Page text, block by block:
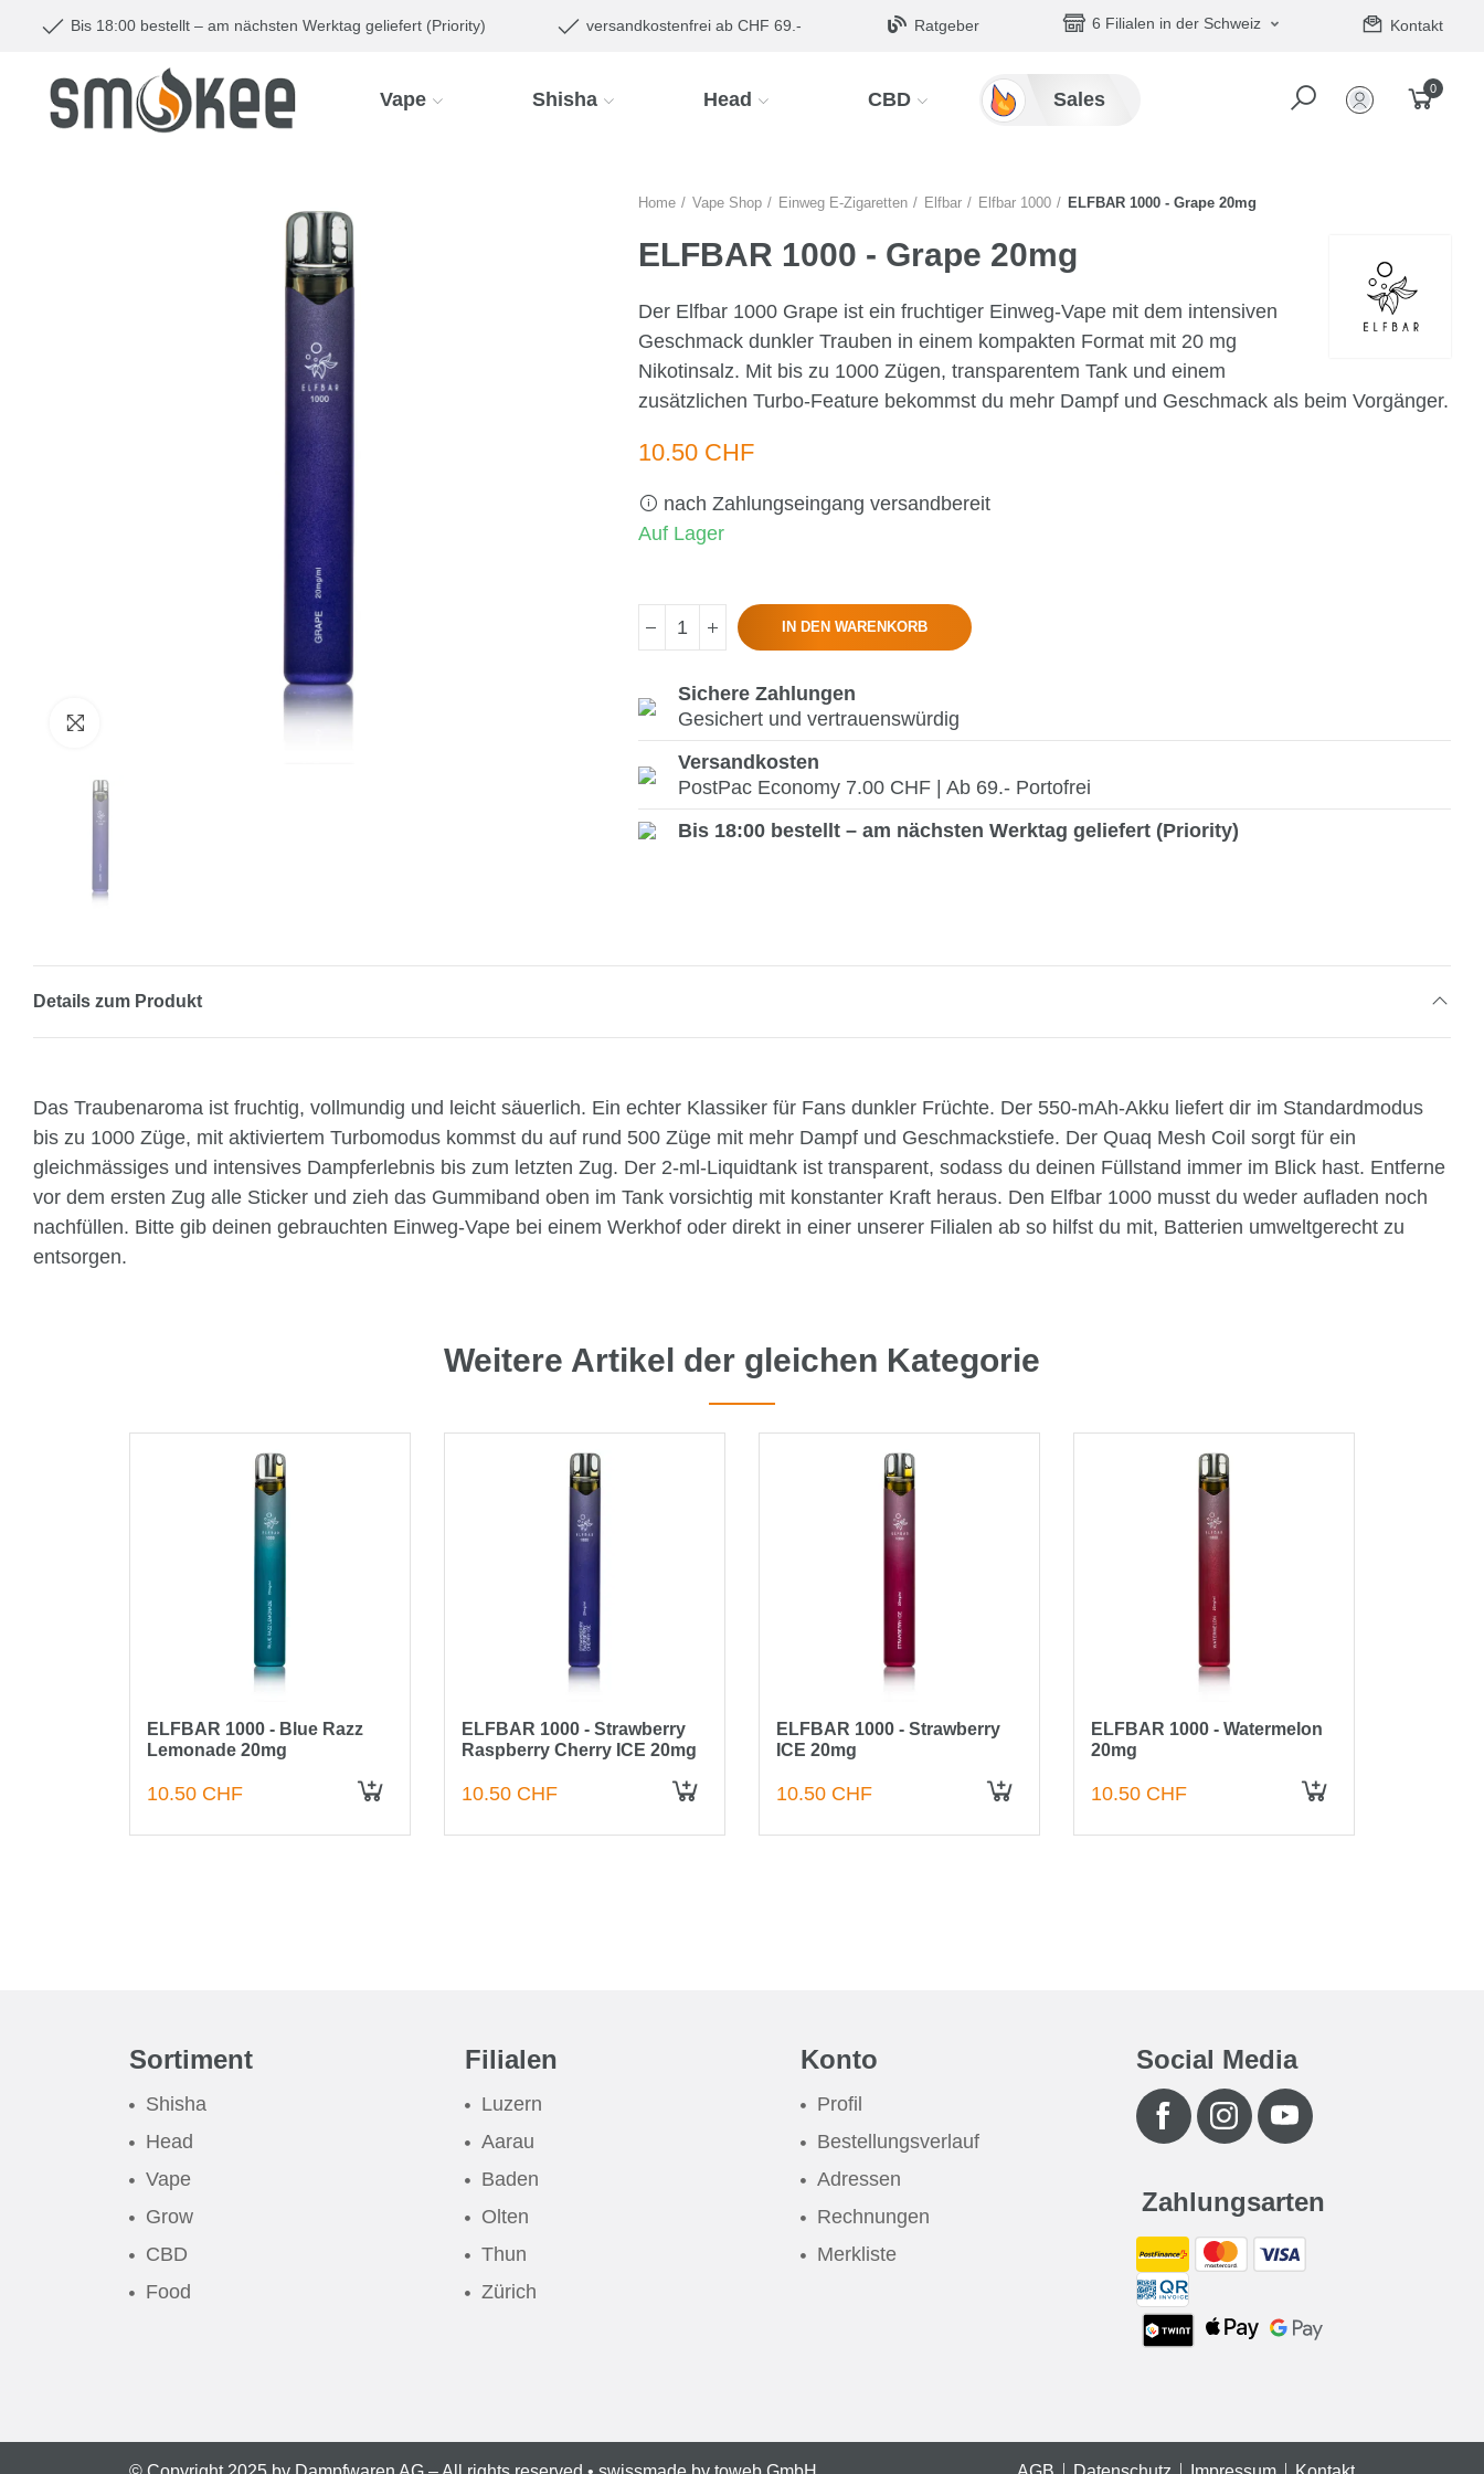
Bis 18:00 bestellt – am nächsten Werktag geliefert (Priority) versandkostenfrei ab CHF 69.- Ratgeber 6 Filialen in der Schweiz Kontakt
Vape Shisha Head CBD Sales
0
Home Vape Shop Einweg E-Zigaretten Elfbar Elfbar 1000 ELFBAR 1000 - Grape 20mg
ELFBAR 1000 - Grape 20mg
Der Elfbar 1000 Grape ist ein fruchtiger Einweg-Vape mit dem intensiven
Geschmack dunkler Trauben in einem kompakten Format mit 20 mg
Nikotinsalz. Mit bis zu 1000 Zügen, transparentem Tank und einem
zusätzlichen Turbo-Feature bekommst du mehr Dampf und Geschmack als beim Vorgänger.
10.50 CHF
nach Zahlungseingang versandbereit
Auf Lager
IN DEN WARENKORB
Sichere Zahlungen
Gesichert und vertrauenswürdig
Versandkosten
PostPac Economy 7.00 CHF | Ab 69.- Portofrei
Bis 18:00 bestellt – am nächsten Werktag geliefert (Priority)
Details zum Produkt
Das Traubenaroma ist fruchtig, vollmundig und leicht säuerlich. Ein echter Klassiker für Fans dunkler Früchte. Der 550-mAh-Akku liefert dir im Standardmodus
bis zu 1000 Züge, mit aktiviertem Turbomodus kommst du auf rund 500 Züge mit mehr Dampf und Geschmackstiefe. Der Quaq Mesh Coil sorgt für ein
gleichmässiges und intensives Dampferlebnis bis zum letzten Zug. Der 2-ml-Liquidtank ist transparent, sodass du deinen Füllstand immer im Blick hast. Entferne
vor dem ersten Zug alle Sticker und zieh das Gummiband oben im Tank vorsichtig mit konstanter Kraft heraus. Den Elfbar 1000 musst du weder aufladen noch
nachfüllen. Bitte gib deinen gebrauchten Einweg-Vape bei einem Werkhof oder direkt in einer unserer Filialen ab so hilfst du mit, Batterien umweltgerecht zu
entsorgen.
Weitere Artikel der gleichen Kategorie
ELFBAR 1000 - Blue Razz
Lemonade 20mg
10.50 CHF
ELFBAR 1000 - Strawberry
Raspberry Cherry ICE 20mg
10.50 CHF
ELFBAR 1000 - Strawberry
ICE 20mg
10.50 CHF
ELFBAR 1000 - Watermelon
20mg
10.50 CHF
Sortiment
Shisha
Head
Vape
Grow
CBD
Food
Filialen
Luzern
Aarau
Baden
Olten
Thun
Zürich
Konto
Profil
Bestellungsverlauf
Adressen
Rechnungen
Merkliste
Social Media
Zahlungsarten